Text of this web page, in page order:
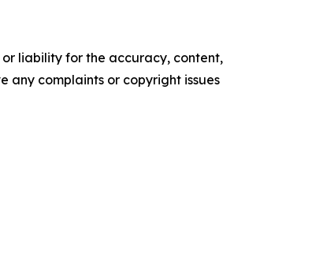
liability for the accuracy, content,
any complaints or copyright issues